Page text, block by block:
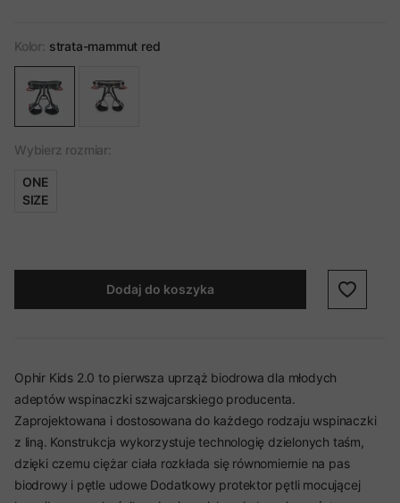
Kolor: strata-mammut red
Wybierz rozmiar:
ONE
SIZE
Dodaj do koszyka
Ophir Kids 2.0 to pierwsza uprząż biodrowa dla młodych
adeptów wspinaczki szwajcarskiego producenta.
Zaprojektowana i dostosowana do każdego rodzaju wspinaczki
z liną. Konstrukcja wykorzystuje technologię dzielonych taśm,
dzięki czemu ciężar ciała rozkłada się równomiernie na pas
biodrowy i pętle udowe Dodatkowy protektor pętli mocującej